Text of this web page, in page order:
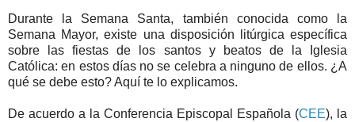
Durante la Semana Santa, también conocida como la
Semana Mayor, existe una disposición litúrgica específica
sobre las fiestas de los santos y beatos de la Iglesia
Católica: en estos días no se celebra a ninguno de ellos. ¿A
qué se debe esto? Aquí te lo explicamos.
De acuerdo a la Conferencia Episcopal Española (CEE), la